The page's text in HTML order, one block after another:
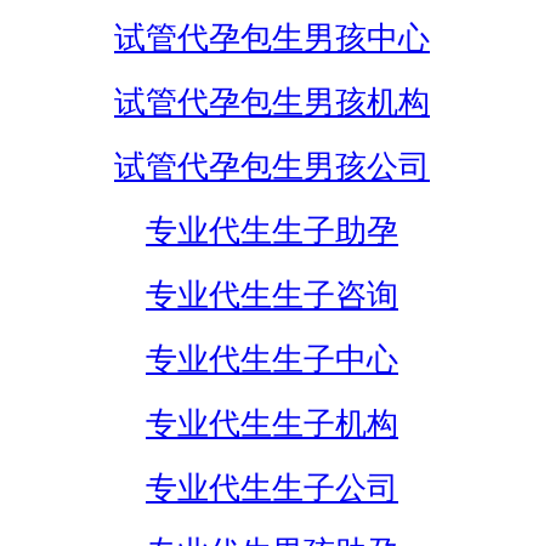
试管代孕包生男孩中心
试管代孕包生男孩机构
试管代孕包生男孩公司
专业代生生子助孕
专业代生生子咨询
专业代生生子中心
专业代生生子机构
专业代生生子公司